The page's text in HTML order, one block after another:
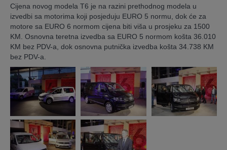
Cijena novog modela T6 je na razini prethodnog modela u
izvedbi sa motorima koji posjeduju EURO 5 normu, dok će za
motore sa EURO 6 normom cijena biti viša u prosjeku za 1500
KM. Osnovna teretna izvedba sa EURO 5 normom košta 36.010
KM bez PDV-a, dok osnovna putnička izvedba košta 34.738 KM
bez PDV-a.